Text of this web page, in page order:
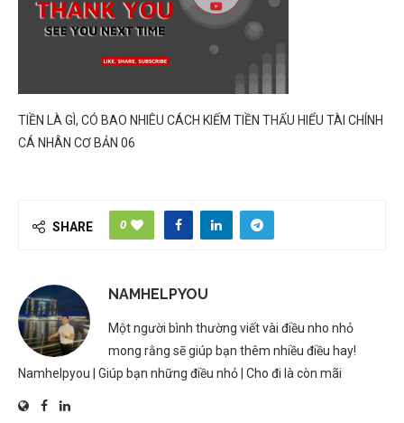
TIỀN LÀ GÌ, CÓ BAO NHIÊU CÁCH KIẾM TIỀN THẤU HIỂU TÀI CHÍNH
CÁ NHÂN CƠ BẢN 06
SHARE 0
NAMHELPYOU
Một người bình thường viết vài điều nho nhỏ
mong rằng sẽ giúp bạn thêm nhiều điều hay!
Namhelpyou | Giúp bạn những điều nhỏ | Cho đi là còn mãi